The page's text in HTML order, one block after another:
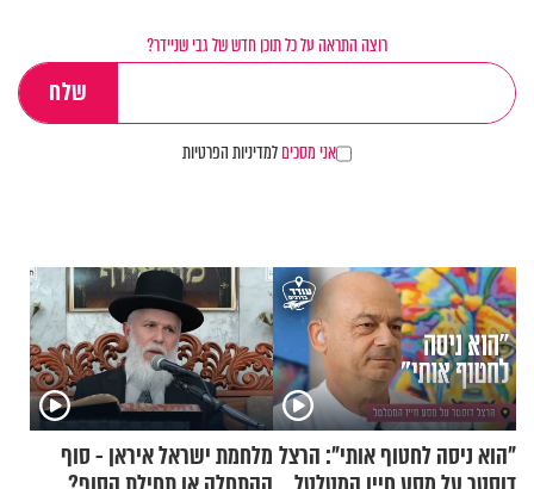
רוצה התראה על כל תוכן חדש של גבי שניידר?
אני מסכיםלמדיניות הפרטיות
"הוא ניסה לחטוף אותי": הרצל מלחמת ישראל איראן - סוף